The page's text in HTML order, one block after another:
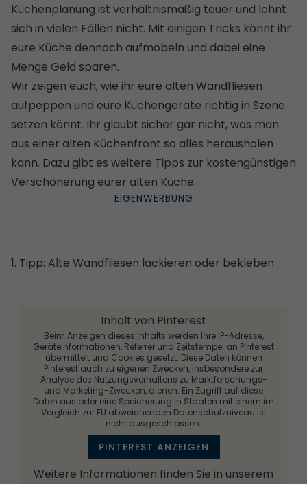
Küchenplanung ist verhältnismäßig teuer und lohnt
sich in vielen Fällen nicht. Mit einigen Tricks könnt ihr
eure Küche dennoch aufmöbeln und dabei eine
Menge Geld sparen.
Wir zeigen euch, wie ihr eure alten Wandfliesen
aufpeppen und eure Küchengeräte richtig in Szene
setzen könnt. Ihr glaubt sicher gar nicht, was man
aus einer alten Küchenfront so alles herausholen
kann. Dazu gibt es weitere Tipps zur kostengünstigen
Verschönerung eurer alten Küche.
1. Tipp: Alte Wandfliesen lackieren oder bekleben
Inhalt von Pinterest
Beim Anzeigen dieses Inhalts werden Ihre IP-Adresse,
Geräteinformationen, Referrer und Zeitstempel an Pinterest
übermittelt und Cookies gesetzt. Diese Daten können
Pinterest auch zu eigenen Zwecken, insbesondere zur
Analyse des Nutzungsverhaltens zu Marktforschungs-
und Marketing-Zwecken, dienen. Ein Zugriff auf diese
Daten aus oder eine Speicherung in Staaten mit einem im
Vergleich zur EU abweichenden Datenschutzniveau ist
nicht ausgeschlossen.
PINTEREST ANZEIGEN
Weitere Informationen finden Sie in unserem